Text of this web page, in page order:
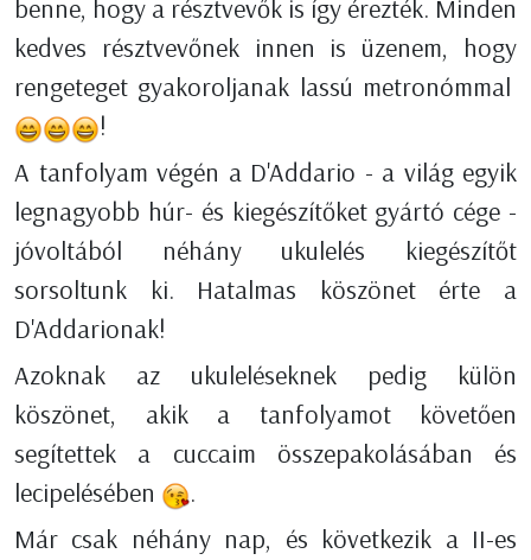
benne, hogy a résztvevők is így érezték. Minden
kedves résztvevőnek innen is üzenem, hogy
rengeteget gyakoroljanak lassú metronómmal
!
A tanfolyam végén a D'Addario - a világ egyik
legnagyobb húr- és kiegészítőket gyártó cége -
jóvoltából néhány ukulelés kiegészítőt
sorsoltunk ki. Hatalmas köszönet érte a
D'Addarionak!
Azoknak az ukuleléseknek pedig külön
köszönet, akik a tanfolyamot követően
segítettek a cuccaim összepakolásában és
lecipelésében
.
Már csak néhány nap, és következik a II-es